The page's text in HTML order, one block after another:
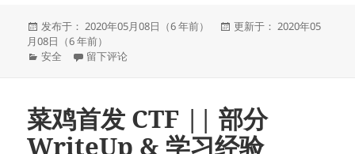
发
布
于
发布于： 2020年05月08日（6 年前）
发
更新于： 2020年05
月08日（6 年前）
分
安全 于栈溢出 —— 初级 ROP 学习记录
留下评论
菜鸡首发 CTF || 部分
WriteUp & 学习经验